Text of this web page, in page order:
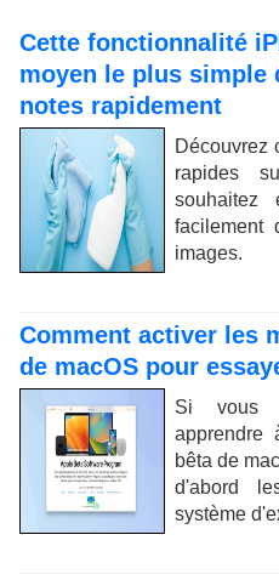
Cette fonctionnalité
moyen le plus simple
notes rapidement
Découvrez
rapides
souhaitez
facilement
images.
Comment activer les
de macOS pour
Si vous
apprendre
bêta de
d'abord
système